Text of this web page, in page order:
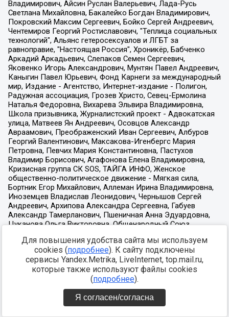
Для повышения удобства сайта мы используем
cookies (подробнее). К сайту подключены
сервисы Yandex.Metrika, LiveInternet, top.mail.ru,
которые также используют файлы cookies
(подробнее).
Я согласен/согласна